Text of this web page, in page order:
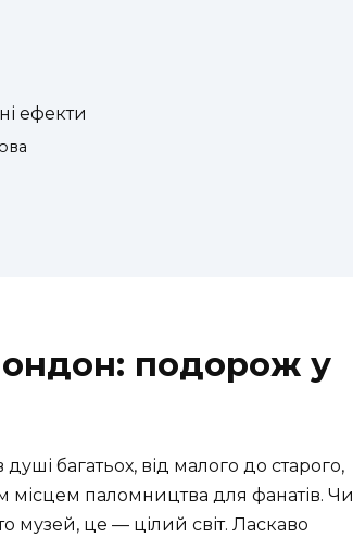
ефекти
подорож у
багатьох, від малого до старого,
місцем паломництва для фанатів. Чи
музей, це — цілий світ. Ласкаво